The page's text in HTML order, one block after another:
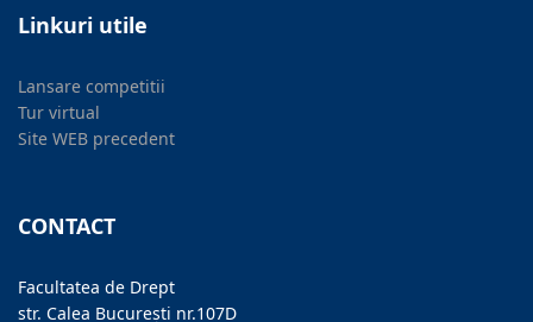
Linkuri utile
Lansare competitii
Tur virtual
Site WEB precedent
CONTACT
Facultatea de Drept
str. Calea București nr.107D